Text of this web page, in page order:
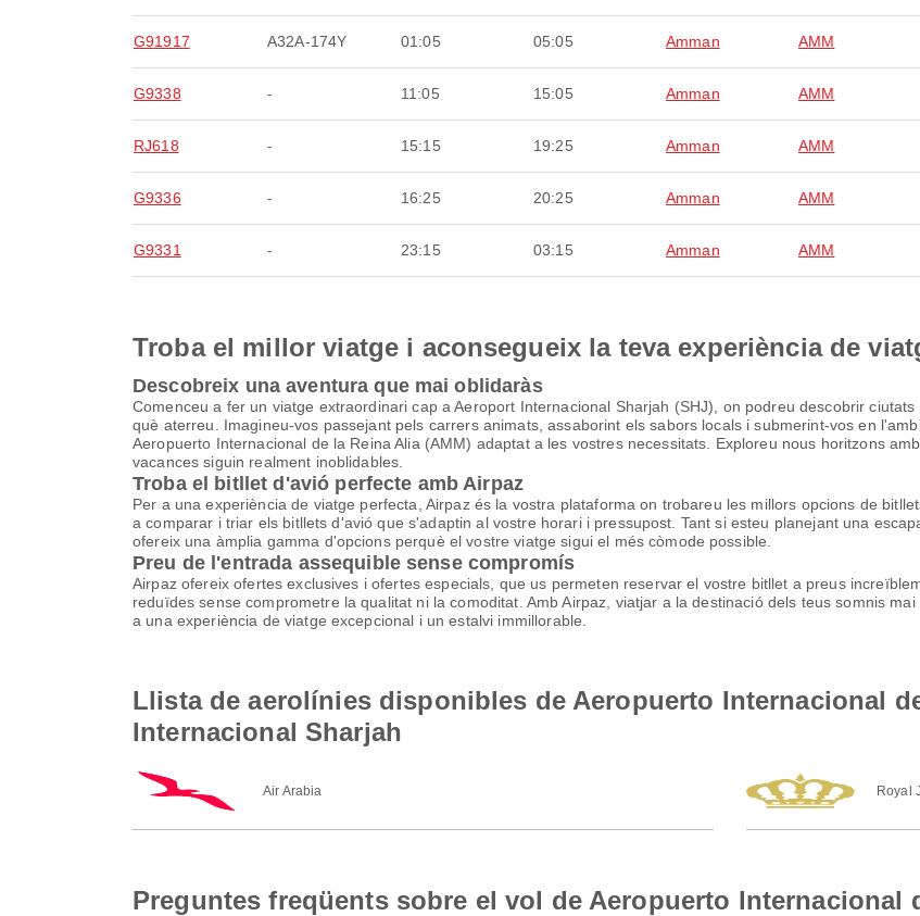
G91917 A32A-174Y 01:05 05:05 Amman AMM
G9338 - 11:05 15:05 Amman AMM
RJ618 - 15:15 19:25 Amman AMM
G9336 - 16:25 20:25 Amman AMM
G9331 - 23:15 03:15 Amman AMM
Troba el millor viatge i aconsegueix la teva experiència de
Descobreix una aventura que mai oblidaràs
Comenceu a fer un viatge extraordinari cap a Aeroport Internacional Sharjah (SHJ), on podreu descobrir
què aterreu. Imagineu-vos passejant pels carrers animats, assaborint els sabors locals i submerint-vos en
Aeropuerto Internacional de la Reina Alia (AMM) adaptat a les vostres necessitats. Exploreu nous horitzons
vacances siguin realment inoblidables.
Troba el bitllet d'avió perfecte amb Airpaz
Per a una experiència de viatge perfecta, Airpaz és la vostra plataforma on trobareu les millors opcions de
a comparar i triar els bitllets d'avió que s'adaptin al vostre horari i pressupost. Tant si esteu planejant una
ofereix una àmplia gamma d'opcions perquè el vostre viatge sigui el més còmode possible.
Preu de l'entrada assequible sense compromís
Airpaz ofereix ofertes exclusives i ofertes especials, que us permeten reservar el vostre bitllet a preus
reduïdes sense comprometre la qualitat ni la comoditat. Amb Airpaz, viatjar a la destinació dels teus somnis
a una experiència de viatge excepcional i un estalvi immillorable.
Llista de aerolínies disponibles de Aeropuerto Internacional
Internacional Sharjah
Air Arabia Royal
Preguntes freqüents sobre el vol de Aeropuerto Internacional